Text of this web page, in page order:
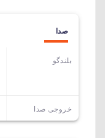
صدا
بلندگو
خروجی صدا